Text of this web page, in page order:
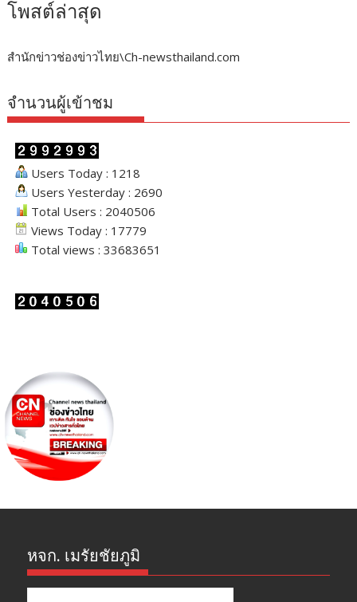
โพสต์ล่าสุด
สำนักข่าวช่องข่าวไทย\Ch-newsthailand.com
จำนวนผู้เข้าชม
Users Today : 1218
Users Yesterday : 2690
Total Users : 2040506
Views Today : 17779
Total views : 33683651
หจก. เมรัยชัยภูมิ